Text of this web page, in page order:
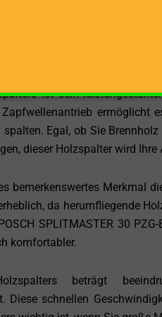
arbeitet, um Ihnen
von 400 V, einer
Maßstäbe in Sachen
ist sein
ermöglicht
Egal, ob Sie
dieser Holzspalter wird
bemerkenswertes Merkmal
da herumfliegende
SPLITMASTER 30
komfortabler.
beträgt
schnellen